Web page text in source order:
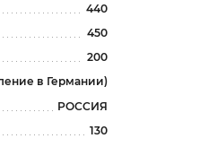
440
450
200
в Германии)
РОССИЯ
130